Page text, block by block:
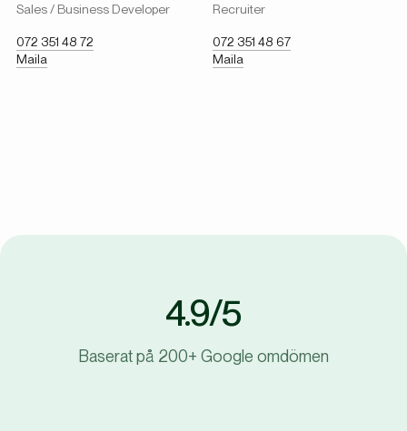
Sales / Business Developer
072 351 48 72
Maila
Recruiter
072 351 48 67
Maila
4.9/5
Baserat på 200+ Google omdömen